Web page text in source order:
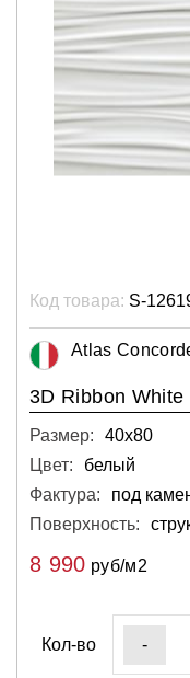
Код товара: S-
Atlas
3D Ribbon White
Размер:
40х80
Цвет:
белый
Фактура:
под
Поверхность:
8 990 руб/м2
Кол-во -